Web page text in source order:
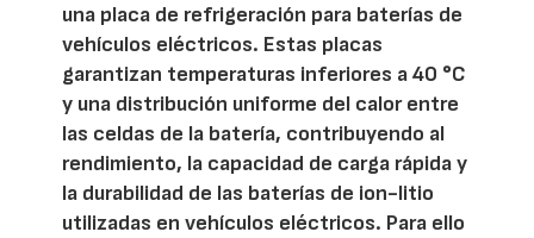
una placa de refrigeración para baterías de
vehículos eléctricos. Estas placas
garantizan temperaturas inferiores a 40 °C
y una distribución uniforme del calor entre
las celdas de la batería, contribuyendo al
rendimiento, la capacidad de carga rápida y
la durabilidad de las baterías de ion-litio
utilizadas en vehículos eléctricos. Para ello